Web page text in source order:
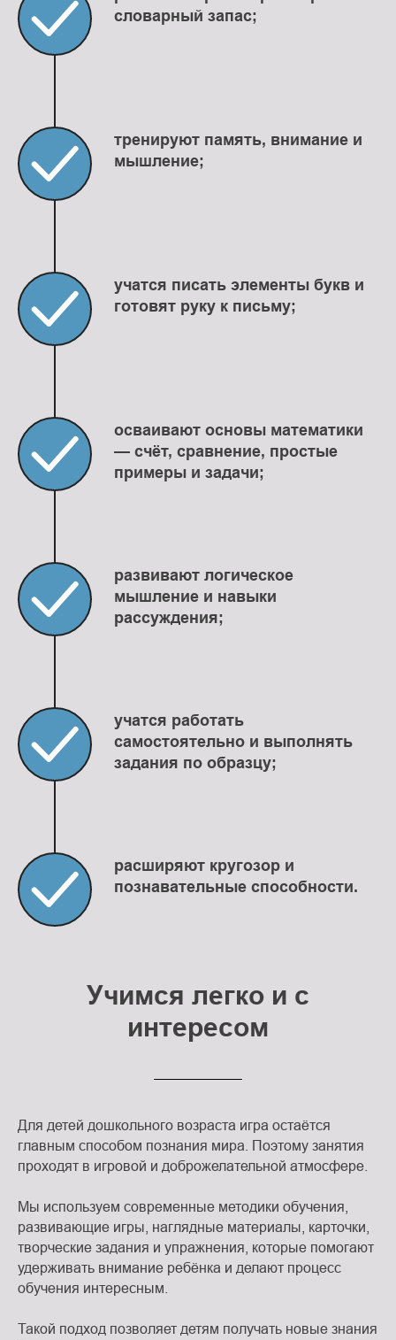
словарный запас;
тренируют память, внимание и
мышление;
учатся писать элементы букв и
готовят руку к письму;
осваивают основы математики
— счёт, сравнение, простые
примеры и задачи;
развивают логическое
мышление и навыки
рассуждения;
учатся работать
самостоятельно и выполнять
задания по образцу;
расширяют кругозор и
познавательные способности.
Учимся легко и с
интересом
Для детей дошкольного возраста игра остаётся
главным способом познания мира. Поэтому занятия
проходят в игровой и доброжелательной атмосфере.
Мы используем современные методики обучения,
развивающие игры, наглядные материалы, карточки,
творческие задания и упражнения, которые помогают
удерживать внимание ребёнка и делают процесс
обучения интересным.
Такой подход позволяет детям получать новые знания
ГРАФИК ЗАНЯТИЙ
Связаться с руководителем вы можете,
позвонив по телефону+7925-188-84-09
или оставив свой телефон в форме
записи внутри расписания